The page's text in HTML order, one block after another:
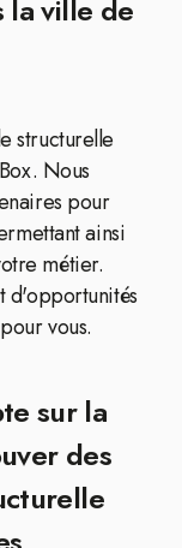
la ville de
structurelle
Nous
pour
ainsi
métier.
d'opportunités
vous.
sur la
des